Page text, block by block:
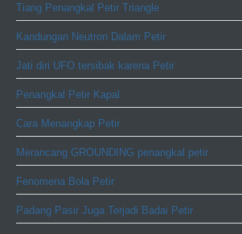
Tiang Penangkal Petir Triangle
Kandungan Neutron Dalam Petir
Jati diri UFO tersibak karena Petir
Penangkal Petir Kapal
Cara Menangkap Petir
Merancang GROUNDING penangkal petir
Fenomena Bola Petir
Padang Pasir Juga Terjadi Badai Petir